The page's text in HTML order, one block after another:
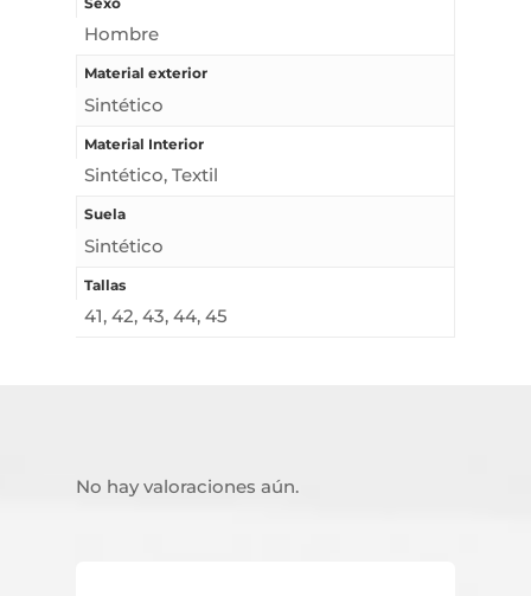
Hombre
Material exterior
Sintético
Material Interior
Sintético, Textil
Suela
Sintético
Tallas
41, 42, 43, 44, 45
No hay valoraciones aún.